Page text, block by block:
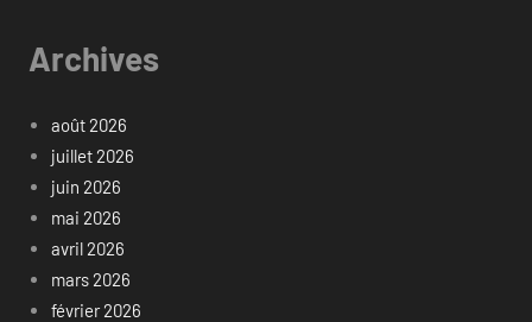
Archives
août 2026
juillet 2026
juin 2026
mai 2026
avril 2026
mars 2026
février 2026